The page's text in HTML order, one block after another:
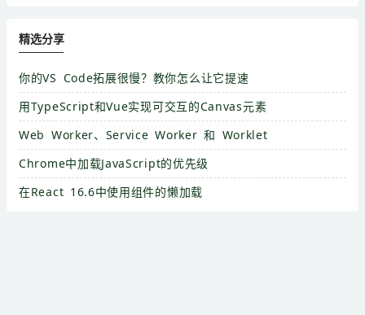
精选分享
你的VS Code拓展很慢？教你怎么让它提速
用TypeScript和Vue实现可交互的Canvas元素
Web Worker、Service Worker 和 Worklet
Chrome中加载JavaScript的优先级
在React 16.6中使用组件的懒加载